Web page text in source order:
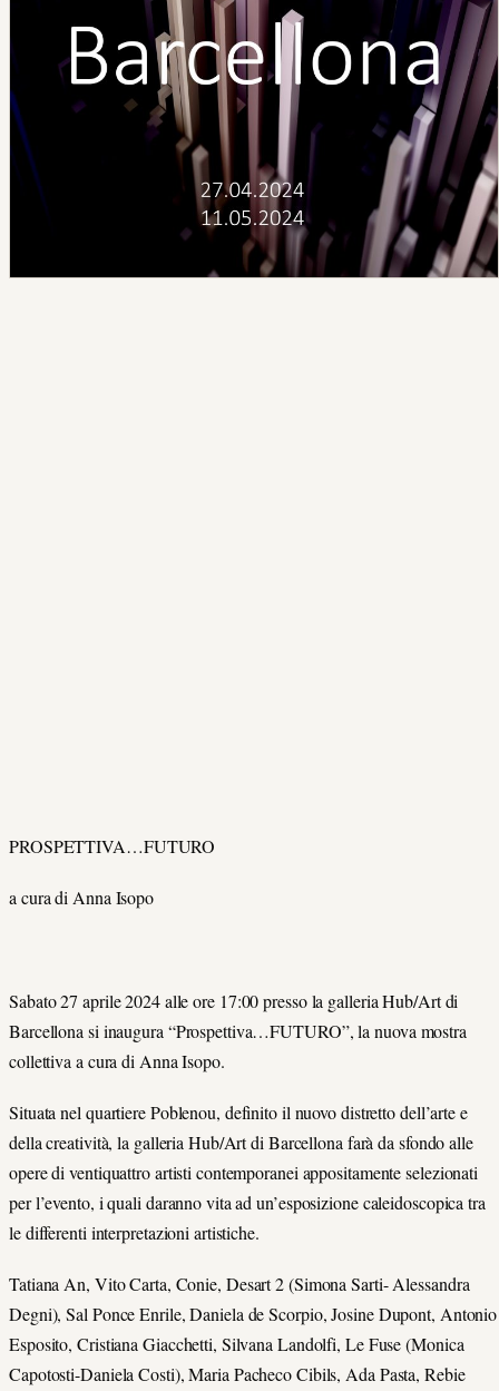
PROSPETTIVA…FUTURO
a cura di Anna Isopo
Sabato 27 aprile 2024 alle ore 17:00 presso la galleria Hub/Art di
Barcellona si inaugura “Prospettiva…FUTURO”, la nuova mostra
collettiva a cura di Anna Isopo.
Situata nel quartiere Poblenou, definito il nuovo distretto dell’arte e
della creatività, la galleria Hub/Art di Barcellona farà da sfondo alle
opere di ventiquattro artisti contemporanei appositamente selezionati
per l’evento, i quali daranno vita ad un’esposizione caleidoscopica tra
le differenti interpretazioni artistiche.
Tatiana An, Vito Carta, Conie, Desart 2 (Simona Sarti- Alessandra
Degni), Sal Ponce Enrile, Daniela de Scorpio, Josine Dupont, Antonio
Esposito, Cristiana Giacchetti, Silvana Landolfi, Le Fuse (Monica
Capotosti-Daniela Costi), Maria Pacheco Cibils, Ada Pasta, Rebie